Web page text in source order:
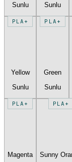
Sunlu
Sunlu
PLA+
Yellow
Sunlu
PLA+
Green
Sunlu
PLA+
Magenta
PLA+
Sunny